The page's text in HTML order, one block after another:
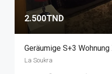
2.500TND
Geräumige S+3
La Soukra